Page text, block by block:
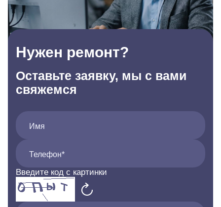
Нужен ремонт?
Оставьте заявку, мы с вами
свяжемся
Имя
Телефон*
Введите код с картинки